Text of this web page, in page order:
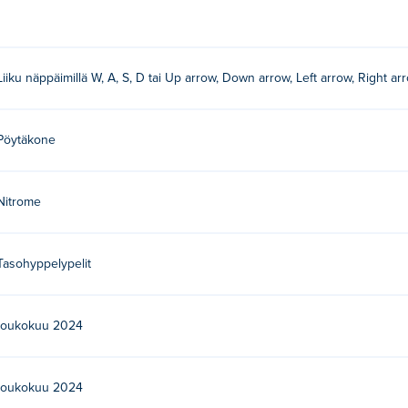
ja työpöydällä?
näppäimillä W, A, S, D tai Up arrow, Down arrow, Left arrow, Right
Tasohyppelypelit
2024
2024